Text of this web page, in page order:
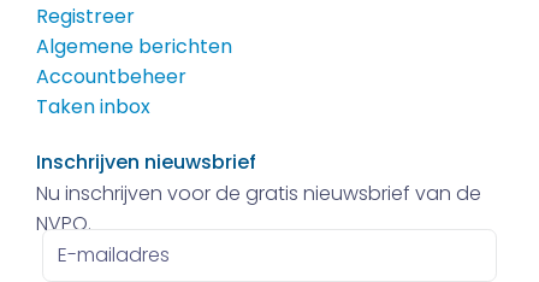
Registreer
Algemene berichten
Accountbeheer
Taken inbox
Inschrijven nieuwsbrief
Nu inschrijven voor de gratis nieuwsbrief van de
NVPO.
E-
mailadres